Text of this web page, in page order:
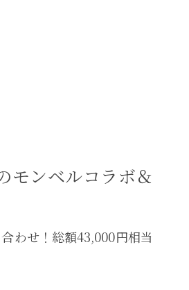
モンベルコラボ＆
わせ！総額43,000円相当